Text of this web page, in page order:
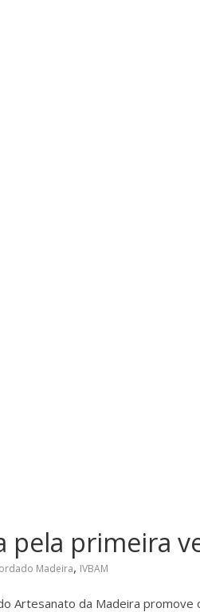
pela primeira
Madeira, IVBAM
Artesanato da Madeira promove